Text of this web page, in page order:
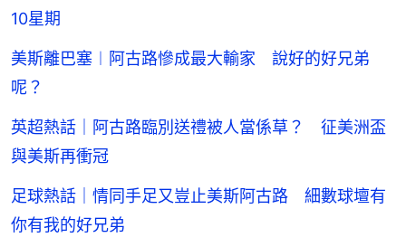
10星期
美斯離巴塞︱阿古路慘成最大輸家 說好的好兄弟
呢？
英超熱話｜阿古路臨別送禮被人當係草？ 征美洲盃
與美斯再衝冠
足球熱話｜情同手足又豈止美斯阿古路 細數球壇有
你有我的好兄弟